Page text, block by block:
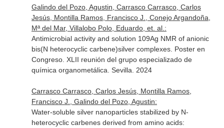
Galindo del Pozo, Agustin, Carrasco Carrasco, Carlos
Jesús, Montilla Ramos, Francisco J., Conejo Argandoña,
Mª del Mar, Villalobo Polo, Eduardo, et. al.:
Antimicrobial activity and solution 109Ag NMR of anionic
bis(N heterocyclic carbene)silver complexes. Poster en
Congreso. XLII reunión del grupo especializado de
química organometálica. Sevilla. 2024
Carrasco Carrasco, Carlos Jesús, Montilla Ramos,
Francisco J., Galindo del Pozo, Agustin:
Water-soluble silver nanoparticles stabilized by N-
heterocyclic carbenes derived from amino acids: